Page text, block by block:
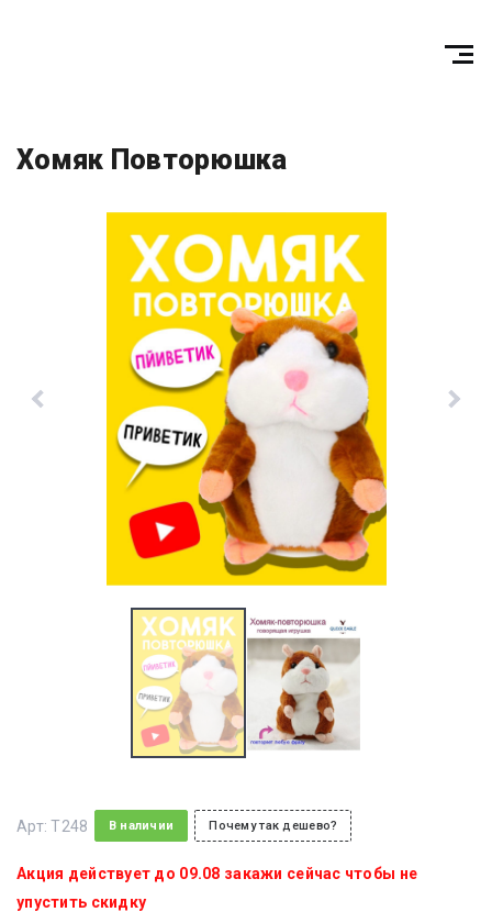
Хомяк Повторюшка
Арт:T248 В наличии Почему так дешево?
Акция действует до 09.08 закажи сейчас чтобы не
упустить скидку